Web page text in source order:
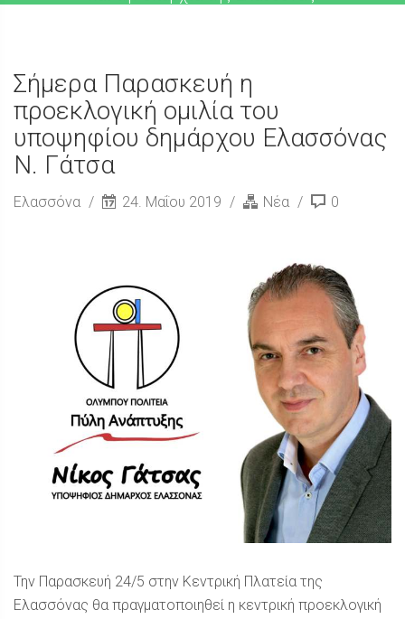
Σήμερα Παρασκευή η
προεκλογική ομιλία του
υποψηφίου δημάρχου Ελασσόνας
Ν. Γάτσα
Ελασσόνα 24. Μαΐου 2019 Νέα 0
Την Παρασκευή 24/5 στην Κεντρική Πλατεία της
Ελασσόνας θα πραγματοποιηθεί η κεντρική προεκλογική